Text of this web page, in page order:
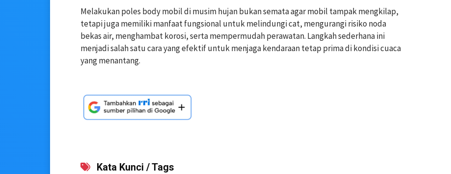
Melakukan poles body mobil di musim hujan bukan semata agar mobil tampak mengkilap,
tetapi juga memiliki manfaat fungsional untuk melindungi cat, mengurangi risiko noda
bekas air, menghambat korosi, serta mempermudah perawatan. Langkah sederhana ini
menjadi salah satu cara yang efektif untuk menjaga kendaraan tetap prima di kondisi cuaca
yang menantang.
Kata Kunci / Tags